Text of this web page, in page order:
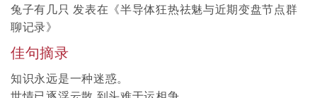
兔子有几只 发表在《半导体狂热祛魅与近期变盘节点群
聊记录》
佳句摘录
知识永远是一种迷惑。